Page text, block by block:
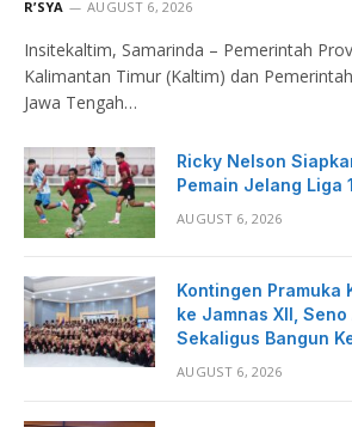
R’SYA AUGUST 6, 2026
Insitekaltim, Samarinda – Pemerintah
Kalimantan Timur (Kaltim) dan
Jawa Tengah…
Ricky Nelson
Pemain Jelang Liga
AUGUST 6, 2026
Kontingen Pramuka
ke Jamnas XII,
Sekaligus Bangun
AUGUST 6, 2026